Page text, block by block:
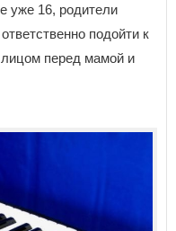
уже 16, родители
подойти к
лицом перед мамой и